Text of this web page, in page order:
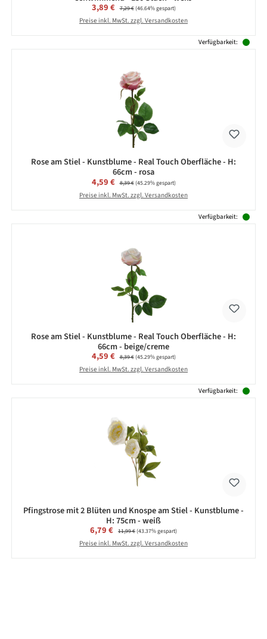
Verkaufspreis:
3,89 € Regulärer Preis:
7,29 €(46.64% gespart)
Preise inkl. MwSt. zzgl. Versandkosten
Verfügbarkeit:
Rose am Stiel - Kunstblume - Real Touch Oberfläche - H:
66cm - rosa
Verkaufspreis:
4,59 € Regulärer Preis:
8,39 €(45.29% gespart)
Preise inkl. MwSt. zzgl. Versandkosten
Verfügbarkeit:
Rose am Stiel - Kunstblume - Real Touch Oberfläche - H:
66cm - beige/creme
Verkaufspreis:
4,59 € Regulärer Preis:
8,39 €(45.29% gespart)
Preise inkl. MwSt. zzgl. Versandkosten
Verfügbarkeit:
Pfingstrose mit 2 Blüten und Knospe am Stiel - Kunstblume -
H: 75cm - weiß
Verkaufspreis:
6,79 € Regulärer Preis:
11,99 €(43.37% gespart)
Preise inkl. MwSt. zzgl. Versandkosten